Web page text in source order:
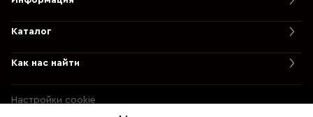
Каталог
Как нас найти
Настройки cookie